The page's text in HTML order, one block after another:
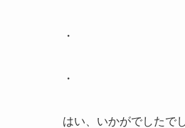
・
・
はい、いかがでしたで